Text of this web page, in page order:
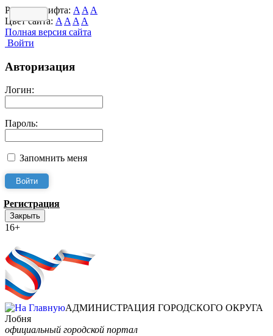
Размер шрифта: A A A
Цвет сайта: A A A A
Полная версия сайта
Войти
Авторизация
Логин:
Пароль:
Запомнить меня
Регистрация
Закрыть
16+
АДМИНИСТРАЦИЯ ГОРОДСКОГО ОКРУГА
Лобня
официальный городской портал